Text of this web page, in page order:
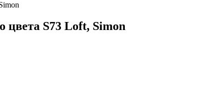
цвета S73 Loft, Simon